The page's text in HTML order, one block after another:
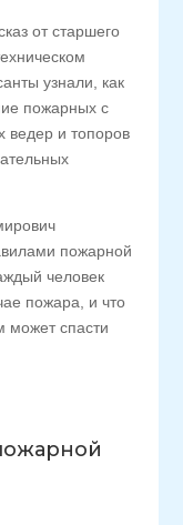
от старшего
узнали, как
пожарных с
ведер и топоров
пожарной
человек
пожара, и что
может спасти